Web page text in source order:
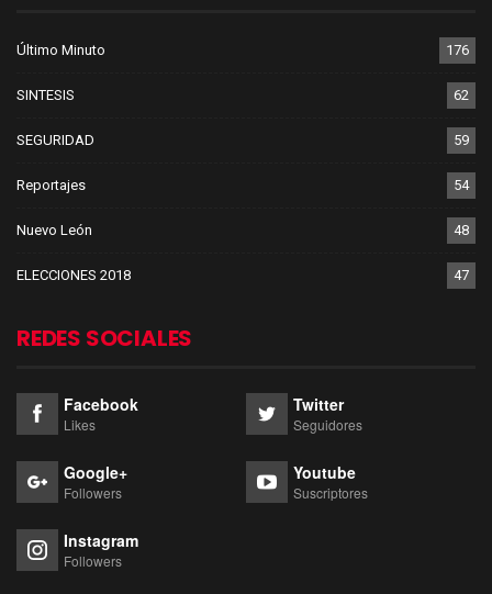
Último Minuto 176
SINTESIS 62
SEGURIDAD 59
Reportajes 54
Nuevo León 48
ELECCIONES 2018 47
REDES SOCIALES
Facebook
Likes
Twitter
Seguidores
Google+
Followers
Youtube
Suscriptores
Instagram
Followers